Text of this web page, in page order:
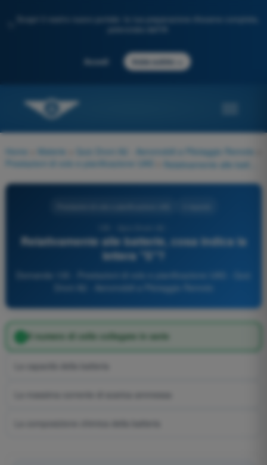
Scopri il nostro nuovo portale: la tua preparazione d'esame completa,
Accedi Inizia subito
Home Materie Quiz Droni A2 - Aeromobili a Pilotaggio Remoto
Prestazioni di volo e pianificazione UAS
Relativamente alle batterie, cosa indica la
lettera "S"?
Droni A2 - Aeromobili a Pilotaggio Remoto
Il numero di celle collegate in serie